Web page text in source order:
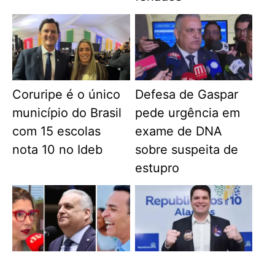
Coruripe é o único
município do Brasil
com 15 escolas
nota 10 no Ideb
Defesa de Gaspar
pede urgência em
exame de DNA
sobre suspeita de
estupro